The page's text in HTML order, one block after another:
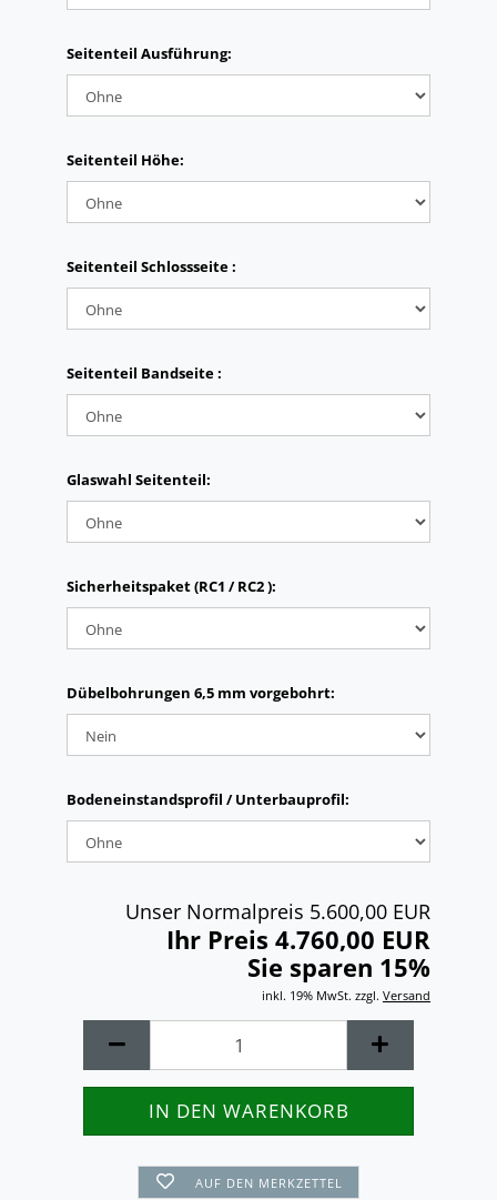
Seitenteil Ausführung:
Seitenteil Höhe:
Seitenteil Schlossseite :
Seitenteil Bandseite :
Glaswahl Seitenteil:
Sicherheitspaket (RC1 / RC2 ):
Dübelbohrungen 6,5 mm vorgebohrt:
Bodeneinstandsprofil / Unterbauprofil:
Unser Normalpreis 5.600,00 EUR
Ihr Preis 4.760,00 EUR
Sie sparen 15%
inkl. 19% MwSt. zzgl. Versand
AUF DEN MERKZETTEL